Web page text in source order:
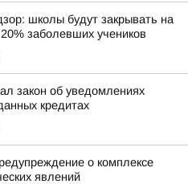
школы будут закрывать на
заболевших учеников
закон об уведомлениях
кредитах
о комплексе
явлений